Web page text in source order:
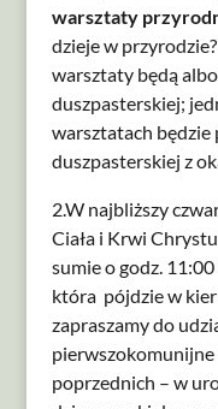
warsztaty
dzieje w
warsztaty będą
duszpasterskiej;
warsztatach będzie
duszpasterskiej z
2.W najbliższy
Ciała i Krwi
sumie o godz.
która pójdzie w
zapraszamy do
pierwszokomunijne
poprzednich – w